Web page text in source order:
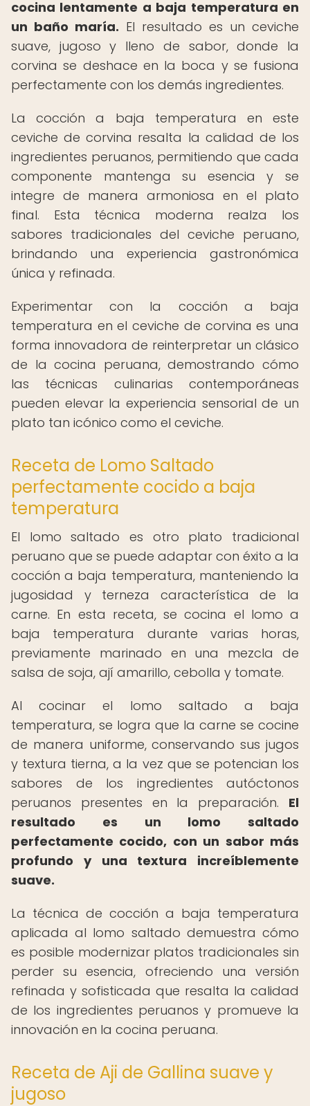
cocina lentamente a baja temperatura en
un baño maría. El resultado es un ceviche
suave, jugoso y lleno de sabor, donde la
corvina se deshace en la boca y se fusiona
perfectamente con los demás ingredientes.
La cocción a baja temperatura en este
ceviche de corvina resalta la calidad de los
ingredientes peruanos, permitiendo que cada
componente mantenga su esencia y se
integre de manera armoniosa en el plato
final. Esta técnica moderna realza los
sabores tradicionales del ceviche peruano,
brindando una experiencia gastronómica
única y refinada.
Experimentar con la cocción a baja
temperatura en el ceviche de corvina es una
forma innovadora de reinterpretar un clásico
de la cocina peruana, demostrando cómo
las técnicas culinarias contemporáneas
pueden elevar la experiencia sensorial de un
plato tan icónico como el ceviche.
Receta de Lomo Saltado
perfectamente cocido a baja
temperatura
El lomo saltado es otro plato tradicional
peruano que se puede adaptar con éxito a la
cocción a baja temperatura, manteniendo la
jugosidad y terneza característica de la
carne. En esta receta, se cocina el lomo a
baja temperatura durante varias horas,
previamente marinado en una mezcla de
salsa de soja, ají amarillo, cebolla y tomate.
Al cocinar el lomo saltado a baja
temperatura, se logra que la carne se cocine
de manera uniforme, conservando sus jugos
y textura tierna, a la vez que se potencian los
sabores de los ingredientes autóctonos
peruanos presentes en la preparación. El
resultado es un lomo saltado
perfectamente cocido, con un sabor más
profundo y una textura increíblemente
suave.
La técnica de cocción a baja temperatura
aplicada al lomo saltado demuestra cómo
es posible modernizar platos tradicionales sin
perder su esencia, ofreciendo una versión
refinada y sofisticada que resalta la calidad
de los ingredientes peruanos y promueve la
innovación en la cocina peruana.
Receta de Aji de Gallina suave y
jugoso